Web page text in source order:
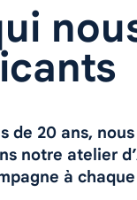
de 20 ans,
notre atelier
à